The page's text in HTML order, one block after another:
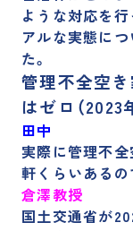
ような対応を
アルな実態に
た。
管理不全空
はゼロ（2023
田中
実際に管理不
軒くらいあるの
倉澤教授
国土交通省が